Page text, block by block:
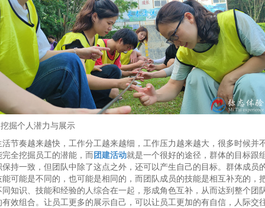
掘个人潜力与展示
活节奏越来越快，工作分工越来越细，工作压力越来越大，很多时候并
完全挖掘员工的潜能，而 团建活动就是一个很好的途径，群体的目标跟
保持一致，但团队中除了这点之外，还可以产生自己的目标。群体成员
能可能是不同的，也可能是相同的，而团队成员的技能是相互补充的，
同知识、技能和经验的人综合在一起，形成角色互补，从而达到整个团
有效组合。让员工更多的展示自己，可以让员工更加的有自信，人际交